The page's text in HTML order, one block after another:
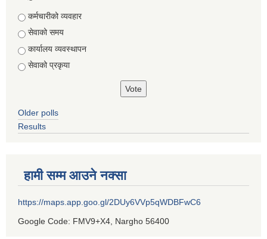
Choices
कर्मचारीको व्यवहार
सेवाको समय
कार्यालय व्यवस्थापन
सेवाको प्रकृया
Older polls
Results
हामी सम्म आउने नक्सा
https://maps.app.goo.gl/2DUy6VVp5qWDBFwC6
Google Code: FMV9+X4, Nargho 56400